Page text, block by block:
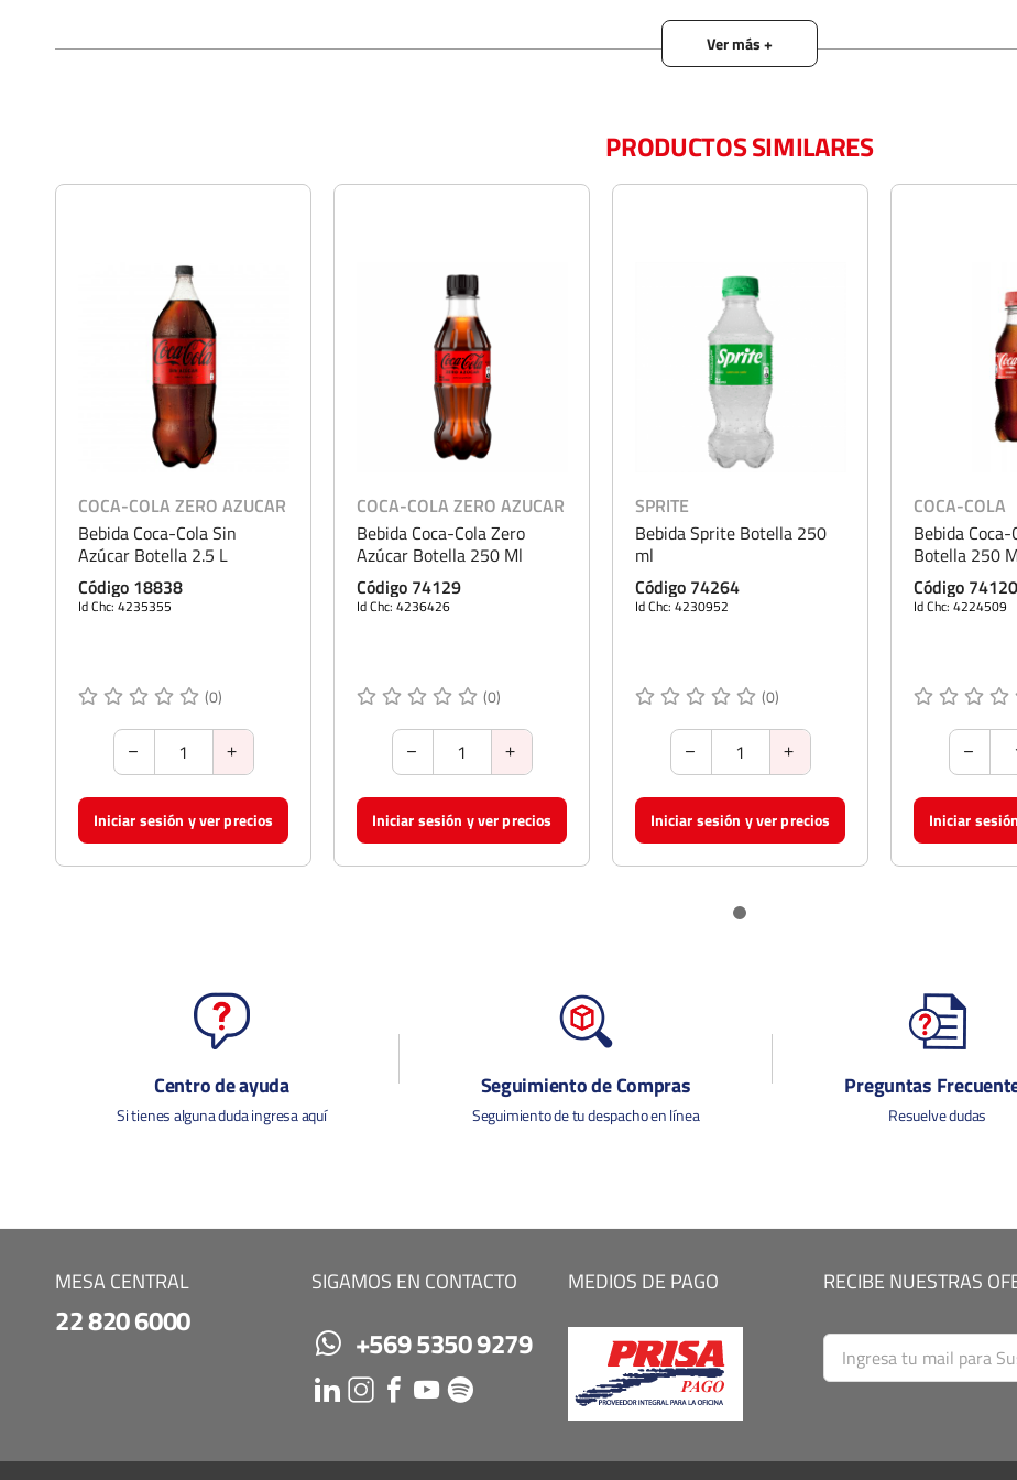
sodio. acesulfamo de potasio. citrato
Porción Referencial 1 vaso
Sodio (por Porción)
Tipo De Producto
Presentación/Empaque Botella
PRODUCTOS SIMILARES
COCA-COLA ZERO AZUCAR
Bebida Coca-Cola Sin
Azúcar Botella 2.5 L
Código 18838
Id Chc: 4235355
(0)
Iniciar sesión y ver precios
COCA-COLA ZERO AZUCAR
Bebida Coca-Cola Zero
Azúcar Botella 250 Ml
Código 74129
Id Chc: 4236426
(0)
Iniciar sesión y ver precios
SPRITE
Bebida Sprite Botella 250
ml
Código 74264
Id Chc: 4230952
(0)
Iniciar sesión y ver precios
COCA-COLA
Bebida
Botella 250
Código 74120
Id Chc: 4224509
Iniciar
Centro de ayuda
Si tienes alguna duda ingresa aquí
Seguimiento de Compras
Seguimiento de tu despacho en línea
Preguntas
Resuelve dudas
MESA CENTRAL
22 820 6000
SIGAMOS EN CONTACTO
+569 5350 9279
MEDIOS DE PAGO RECIBE NUESTRAS